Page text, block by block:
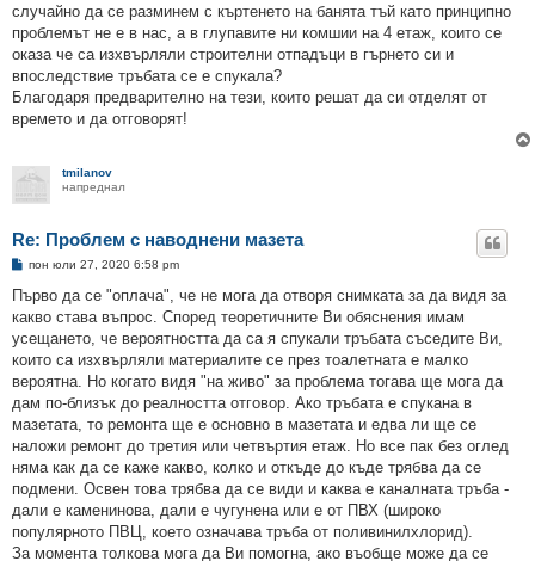
случайно да се разминем с къртенето на банята тъй като принципно
проблемът не е в нас, а в глупавите ни комшии на 4 етаж, които се
оказа че са изхвърляли строителни отпадъци в гърнето си и
впоследствие тръбата се е спукала?
Благодаря предварително на тези, които решат да си отделят от
времето и да отговорят!
tmilanov
напреднал
Re: Проблем с наводнени мазета
М
е
и
е
пон юли 27, 2020 6:58 pm
Първо да се "оплача", че не мога да отворя снимката за да видя за
какво става въпрос. Според теоретичните Ви обяснения имам
усещането, че вероятността да са я спукали тръбата съседите Ви,
които са изхвърляли материалите се през тоалетната е малко
вероятна. Но когато видя "на живо" за проблема тогава ще мога да
дам по-близък до реалността отговор. Ако тръбата е спукана в
мазетата, то ремонта ще е основно в мазетата и едва ли ще се
наложи ремонт до третия или четвъртия етаж. Но все пак без оглед
няма как да се каже какво, колко и откъде до къде трябва да се
подмени. Освен това трябва да се види и каква е каналната тръба -
дали е каменинова, дали е чугунена или е от ПВХ (широко
популярното ПВЦ, което означава тръба от поливинилхлорид).
За момента толкова мога да Ви помогна, ако въобще може да се